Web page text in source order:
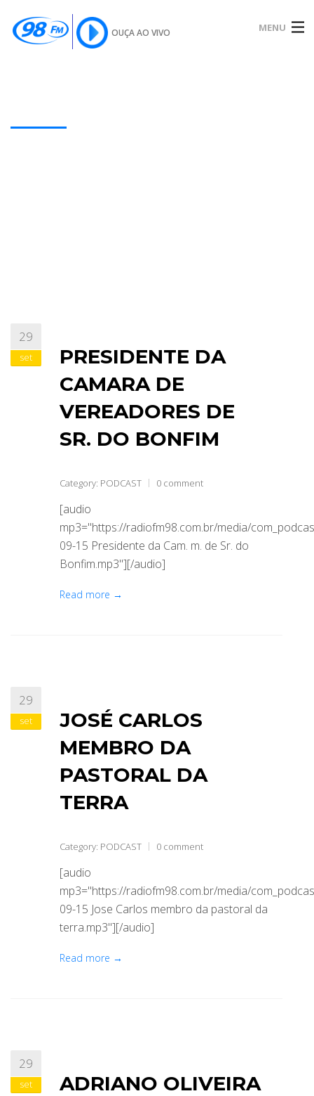
OUÇA AO VIVO MENU
SOBRE
ABRANGÊNCIA
29
set
PRESIDENTE DA
CAMARA DE
VEREADORES DE
SR. DO BONFIM
Category: PODCAST 0 comment
[audio
mp3="https://radiofm98.com.br/media/
09-15 Presidente da Cam. m. de Sr. do
Bonfim.mp3"][/audio]
Read more →
29
set
JOSÉ CARLOS
MEMBRO DA
PASTORAL DA
TERRA
Category: PODCAST 0 comment
[audio
mp3="https://radiofm98.com.br/media/
09-15 Jose Carlos membro da pastoral da
terra.mp3"][/audio]
Read more →
29
set
ADRIANO OLIVEIRA